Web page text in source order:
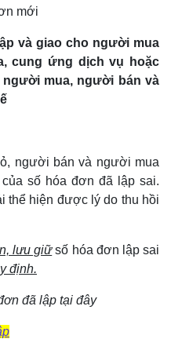
mới
và giao cho người mua
cung ứng dịch vụ hoặc
người mua, người bán và
người bán và người mua
số hóa đơn đã lập sai.
thể hiện được lý do thu hồi
lưu giữ số hóa đơn lập sai
định.
đã lập tại đây